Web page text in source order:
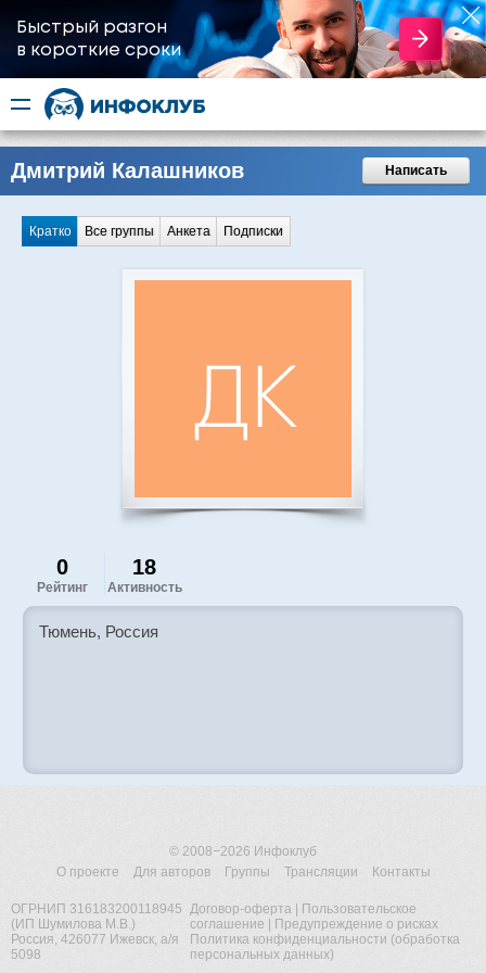
Быстрый разгон
​в короткие сроки
Дмитрий Калашников Написать
Кратко Все группы Анкета Подписки
0
Рейтинг
18
Активность
Тюмень, Россия
© 2008−2026 Инфоклуб
О проекте
Для авторов Группы Трансляции Контакты
ОГРНИП 316183200118945
(ИП Шумилова М.В.)
Россия, 426077 Ижевск, а/я
5098
Договор-оферта|
Пользовательское
соглашение
Предупреждение о рисках
Политика конфиденциальности (обработка
персональных данных)